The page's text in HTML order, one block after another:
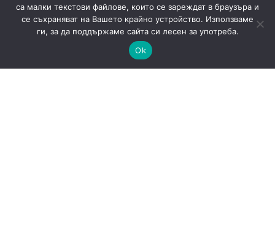
са малки текстови файлове, които се зареждат в браузъра и
се съхраняват на Вашето крайно устройство. Използваме
ги, за да поддържаме сайта си лесен за употреба.
Ok